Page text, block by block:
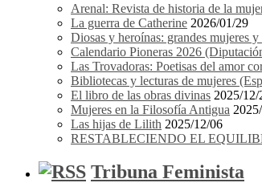
Arenal: Revista de historia de la
La guerra de Catherine 2026/01/29
Diosas y heroínas: grandes mujeres
Calendario Pioneras 2026
Las Trovadoras: Poetisas del amor
Bibliotecas y lecturas de mujeres
El libro de las obras divinas 2025/12/
Mujeres en la Filosofía Antigua
Las hijas de Lilith 2025/12/06
RESTABLECIENDO EL
Tribuna Feminista